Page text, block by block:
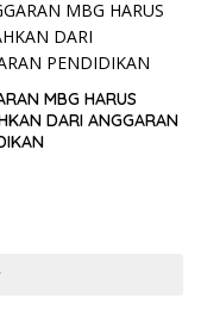
MBG HARUS
DARI ANGGARAN